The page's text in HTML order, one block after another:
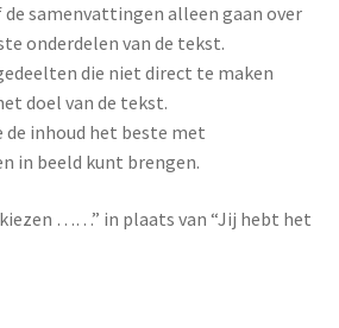
samenvattingen alleen gaan over
onderdelen van de tekst.
die niet direct te maken
doel van de tekst.
de inhoud het beste met
in beeld kunt brengen.
……” in plaats van “Jij hebt het